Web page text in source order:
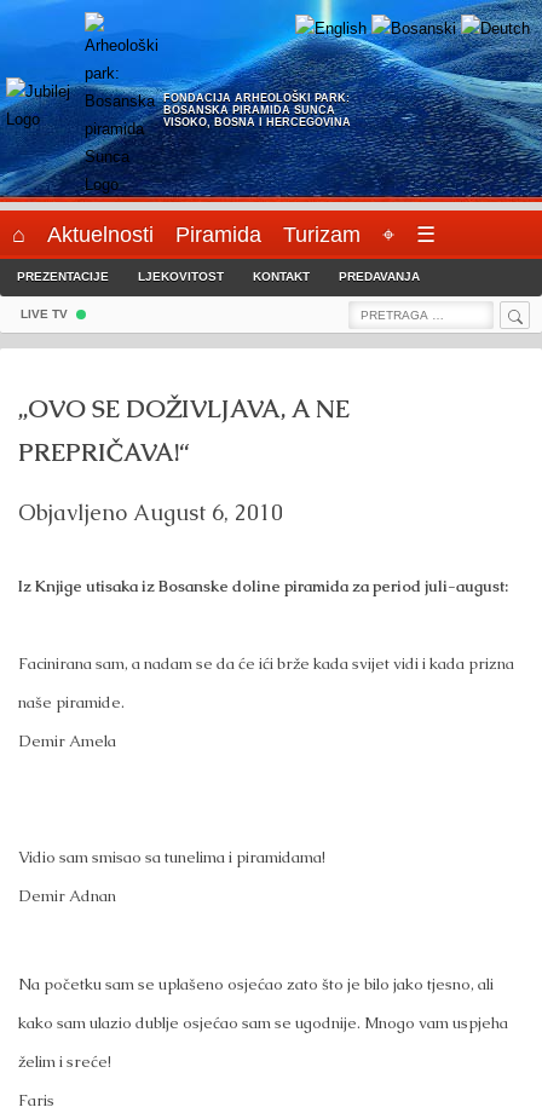
FONDACIJA ARHEOLOŠKI PARK:
BOSANSKA PIRAMIDA SUNCA
VISOKO, BOSNA I HERCEGOVINA
⌂ Aktuelnosti Piramida Turizam ⌖ ☰
PREZENTACIJE LJEKOVITOST KONTAKT PREDAVANJA
LIVE TV
Search
„OVO SE DOŽIVLJAVA, A NE
PREPRIČAVA!“
Objavljeno August 6, 2010
Iz Knjige utisaka iz Bosanske doline piramida za period juli-august:
Facinirana sam, a nadam se da će ići brže kada svijet vidi i kada prizna
naše piramide.
Demir Amela
Vidio sam smisao sa tunelima i piramidama!
Demir Adnan
Na početku sam se uplašeno osjećao zato što je bilo jako tjesno, ali
kako sam ulazio dublje osjećao sam se ugodnije. Mnogo vam uspjeha
želim i sreće!
Faris